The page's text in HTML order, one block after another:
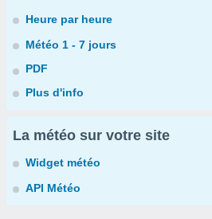
Heure par heure
Météo 1 - 7 jours
PDF
Plus d'info
La météo sur votre site
Widget météo
API Météo